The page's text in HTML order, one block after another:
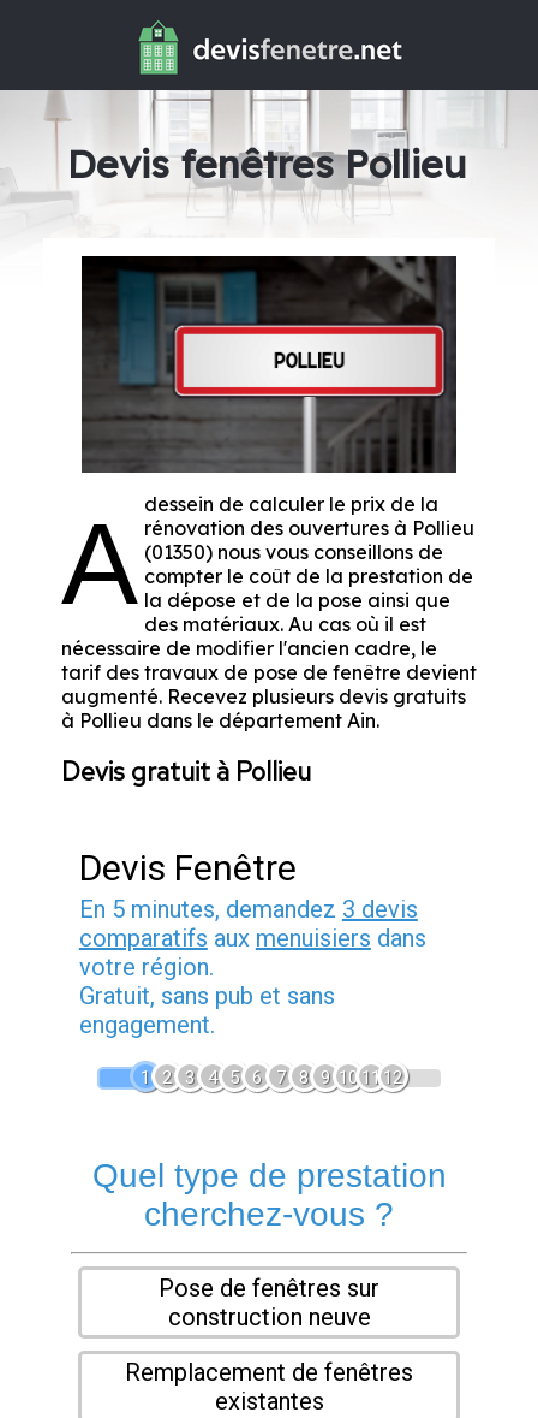
Devis fenêtres Pollieu
A dessein de calculer le prix de la
rénovation des ouvertures à Pollieu
(01350) nous vous conseillons de
compter le coût de la prestation de
la dépose et de la pose ainsi que
des matériaux. Au cas où il est
nécessaire de modifier l'ancien cadre, le
tarif des travaux de pose de fenêtre devient
augmenté. Recevez plusieurs devis gratuits
à Pollieu dans le département Ain.
Devis gratuit à Pollieu
Devis Fenêtre
En 5 minutes, demandez 3 devis
comparatifs aux menuisiers dans
votre région.
Gratuit, sans pub et sans
engagement.
1 2 3 4 5 6 7 8 9 1011 12
Quel type de prestation
cherchez-vous ?
Pose de fenêtres sur
construction neuve
Remplacement de fenêtres
existantes